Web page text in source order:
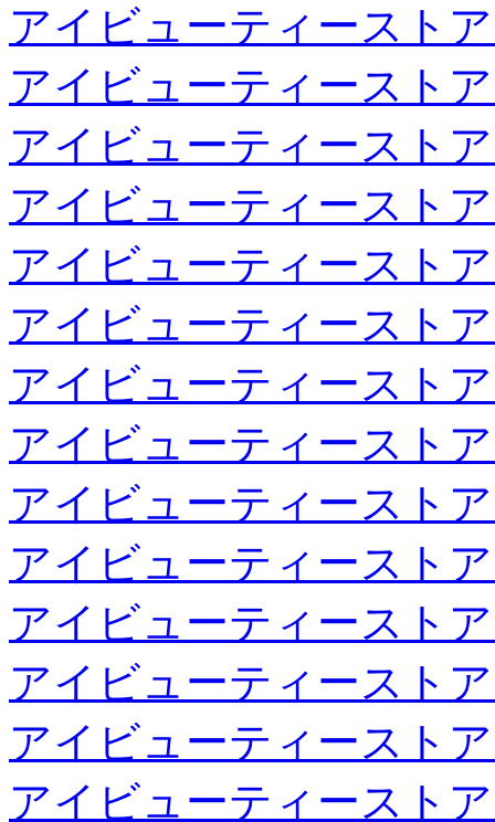
アイビューティースト
アイビューティースト
アイビューティースト
アイビューティースト
アイビューティースト
アイビューティースト
アイビューティースト
アイビューティースト
アイビューティースト
アイビューティースト
アイビューティースト
アイビューティースト
アイビューティースト
アイビューティースト